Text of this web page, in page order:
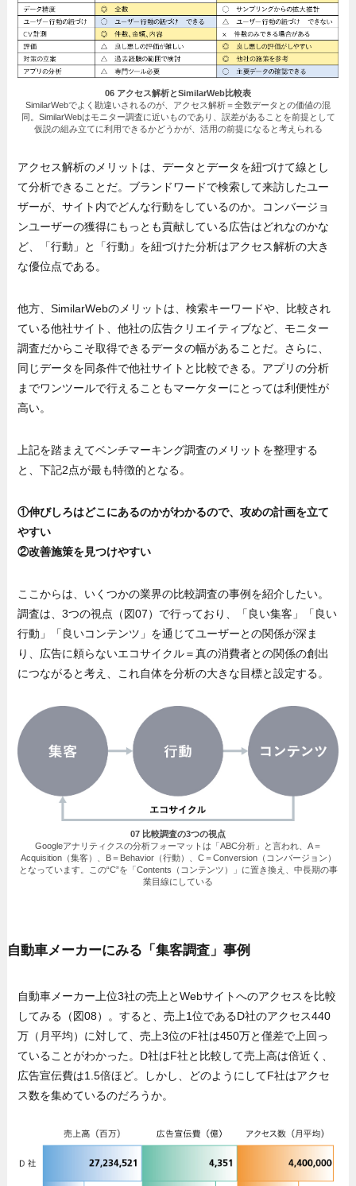
06 アクセス解析とSimilarWeb比較表
SimilarWebでよく勘違いされるのが、アクセス解析＝全数データとの価値の混
同。SimilarWebはモニター調査に近いものであり、誤差があることを前提として
仮説の組み立てに利用できるかどうかが、活用の前提になると考えられる
アクセス解析のメリットは、データとデータを紐づけて線とし
て分析できることだ。ブランドワードで検索して来訪したユー
ザーが、サイト内でどんな行動をしているのか。コンバージョ
ンユーザーの獲得にもっとも貢献している広告はどれなのかな
ど、「行動」と「行動」を紐づけた分析はアクセス解析の大き
な優位点である。
他方、SimilarWebのメリットは、検索キーワードや、比較され
ている他社サイト、他社の広告クリエイティブなど、モニター
調査だからこそ取得できるデータの幅があることだ。さらに、
同じデータを同条件で他社サイトと比較できる。アプリの分析
までワンツールで行えることもマーケターにとっては利便性が
高い。
上記を踏まえてベンチマーキング調査のメリットを整理する
と、下記2点が最も特徴的となる。
①伸びしろはどこにあるのかがわかるので、攻めの計画を立て
やすい
②改善施策を見つけやすい
ここからは、いくつかの業界の比較調査の事例を紹介したい。
調査は、3つの視点（図07）で行っており、「良い集客」「良い
行動」「良いコンテンツ」を通じてユーザーとの関係が深ま
り、広告に頼らないエコサイクル＝真の消費者との関係の創出
につながると考え、これ自体を分析の大きな目標と設定する。
07 比較調査の3つの視点
Googleアナリティクスの分析フォーマットは「ABC分析」と言われ、A＝
Acquisition（集客）、B＝Behavior（行動）、C＝Conversion（コンバージョン）
となっています。この“C”を「Contents（コンテンツ）」に置き換え、中長期の事
業目線にしている
自動車メーカーにみる「集客調査」事例
自動車メーカー上位3社の売上とWebサイトへのアクセスを比較
してみる（図08）。すると、売上1位であるD社のアクセス440
万（月平均）に対して、売上3位のF社は450万と僅差で上回っ
ていることがわかった。D社はF社と比較して売上高は倍近く、
広告宣伝費は1.5倍ほど。しかし、どのようにしてF社はアクセ
ス数を集めているのだろうか。